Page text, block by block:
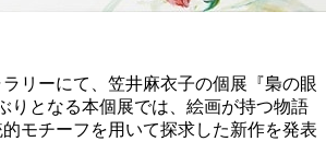
リーにて、笠井麻衣子の個展『梟の眼
りとなる本個展では、絵画が持つ物語
モチーフを用いて探求した新作を発表